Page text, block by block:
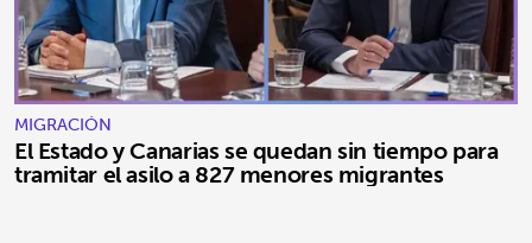
MIGRACIÓN
El Estado y Canarias se quedan sin tiempo para
tramitar el asilo a 827 menores migrantes